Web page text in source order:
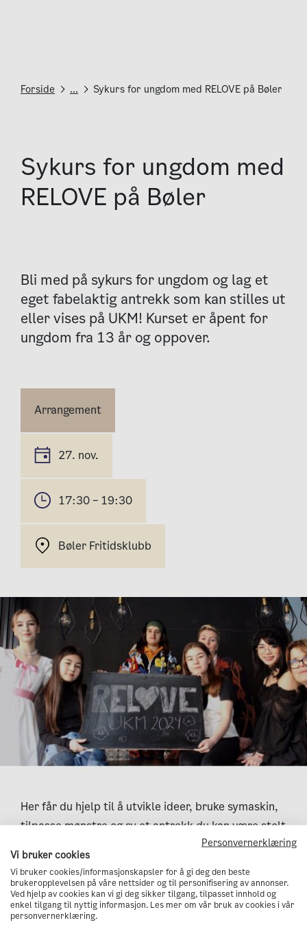
Forside ... Sykurs for ungdom med RELOVE på Bøler
Sykurs for ungdom med
RELOVE på Bøler
Bli med på sykurs for ungdom og lag et
eget fabelaktig antrekk som kan stilles ut
eller vises på UKM! Kurset er åpent for
ungdom fra 13 år og oppover.
Arrangement
27. nov.
17:30 – 19:30
Bøler Fritidsklubb
Her får du hjelp til å utvikle ideer, bruke symaskin,
tilpasse mønstre og sy et antrekk du kan være stolt
av. Kurset passer både for nybegynnere og de som
har sydd litt før.
For påmelding, ta kontakt med Bøler fritidsklubb.
Sted:Bøler Fritidsklubb
Personvernerklæring
Vi bruker cookies
Vi bruker cookies/informasjonskapsler for å gi deg den beste
brukeropplevelsen på våre nettsider og til personifisering av annonser.
Ved hjelp av cookies kan vi gi deg sikker tilgang, tilpasset innhold og
enkel tilgang til nyttig informasjon. Les mer om vår bruk av cookies i vår
personvernerklæring.